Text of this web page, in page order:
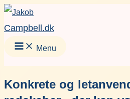
Gå
til
Campbell.dk
Menu
Konkrete og